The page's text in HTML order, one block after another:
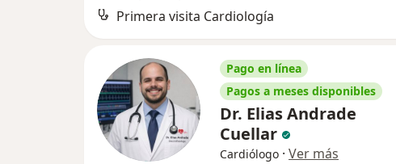
Primera visita Cardiología
Pago en línea
Pagos a meses disponibles
Dr. Elias Andrade
Cuellar
Cardiólogo · Ver más